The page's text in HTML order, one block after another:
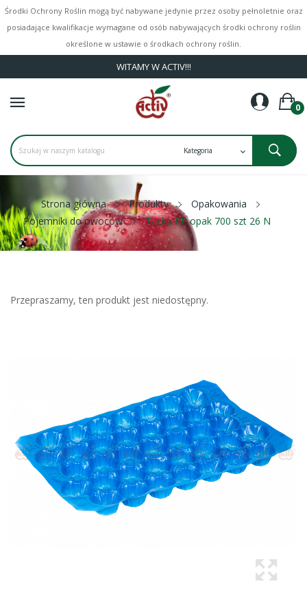
Środki Ochrony Roślin mogą być nabywane jedynie przez osoby pełnoletnie oraz
posiadające kwalifikacje wymagane od osób nabywających środki ochrony roślin
określone w ustawie o środkach ochrony roślin.
WITAMY W ACTIV!!!
0
Strona główna Produkty
Opakowania
Pojemniki do owoców
Tacka PP opak 700 szt 26 N
Przepraszamy, ten produkt jest niedostępny.